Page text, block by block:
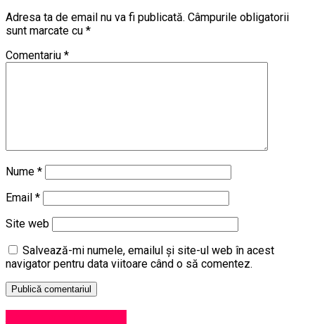
Adresa ta de email nu va fi publicată. Câmpurile obligatorii
sunt marcate cu *
Comentariu *
Nume *
Email *
Site web
Salvează-mi numele, emailul și site-ul web în acest
navigator pentru data viitoare când o să comentez.